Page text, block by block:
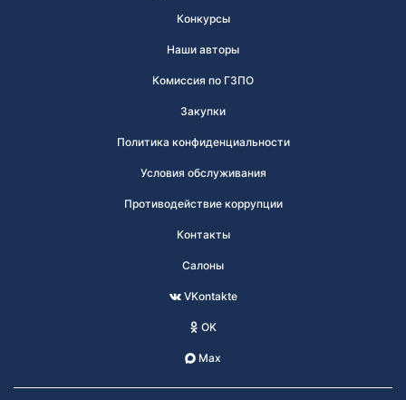
Конкурсы
Наши авторы
Комиссия по ГЗПО
Закупки
Политика конфиденциальности
Условия обслуживания
Противодействие коррупции
Контакты
Салоны
VKontakte
OK
Max